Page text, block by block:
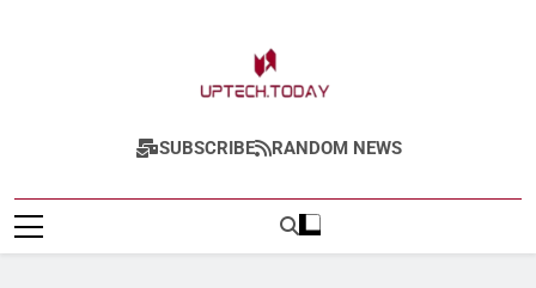
Uptech.today
SUBSCRIBE RANDOM NEWS